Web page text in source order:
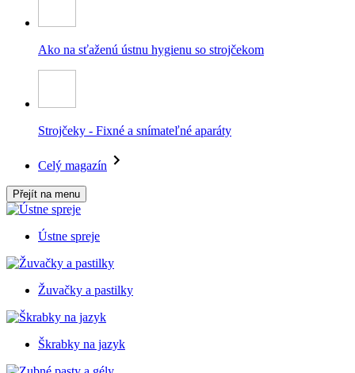
Ako na sťaženú ústnu hygienu so strojčekom
Strojčeky - Fixné a snímateľné aparáty
Celý magazín
Přejít na menu
Ústne spreje
Žuvačky a pastilky
Škrabky na jazyk